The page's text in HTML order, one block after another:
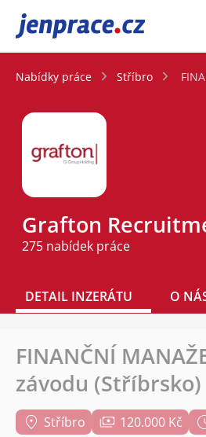
JenPráce.cz
Nabídky práce Stříbro
Grafton
275 nabídek práce
DETAIL INZERÁTU O
FINANČNÍ
závodu (Stříbrsko)
Stříbro 120.000 Kč